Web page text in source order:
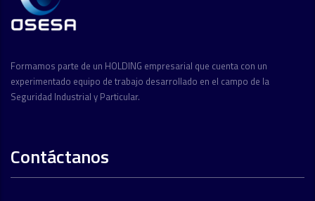
Formamos parte de un HOLDING empresarial que cuenta con un
experimentado equipo de trabajo desarrollado en el campo de la
Seguridad Industrial y Particular.
Contáctanos